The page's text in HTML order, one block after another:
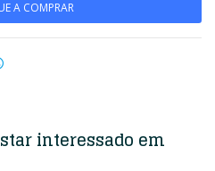
A COMPRAR
interessado em